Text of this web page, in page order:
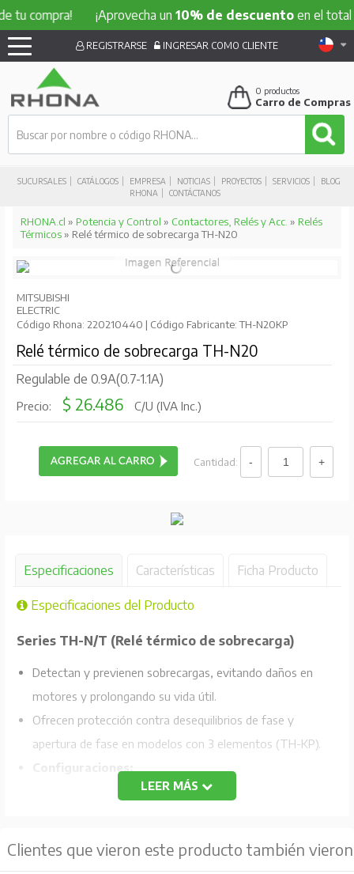
¡Aprovecha un10% de descuentoen el total de tu
SUCURSALES CATÁLOGOS EMPRESA NOTICIAS PROYECTOS SERVICIOS
BLOG
RHONA
CONTÁCTANOS
REGISTRARSE INGRESAR COMO CLIENTE
0 productos
Carro de Compras
RHONA.cl » Potencia y Control » Contactores, Relés y Acc. » Relés
Térmicos» Relé térmico de sobrecarga TH-N20
MITSUBISHI
ELECTRIC
Código Rhona: 220210440 | Código Fabricante: TH-N20KP
Relé térmico de sobrecarga TH-N20
Regulable de 0.9A(0.7-1.1A)
Precio: $ 26.486 C/U (IVA Inc.)
Cantidad:
Especificaciones Características Ficha Producto
Especificaciones del Producto
Series TH-N/T (Relé térmico de sobrecarga)
Detectan y previenen sobrecargas, evitando daños en
motores y prolongando su vida útil.
Ofrecen protección contra desequilibrios de fase y
apertura de fase en modelos con 3 elementos (TH-KP).
Configuraciones:
Para montaje independiente o en rieles DIN.
magnéticos de la serie MS-T.
LEER MÁS
Clientes que vieron este producto también vieron